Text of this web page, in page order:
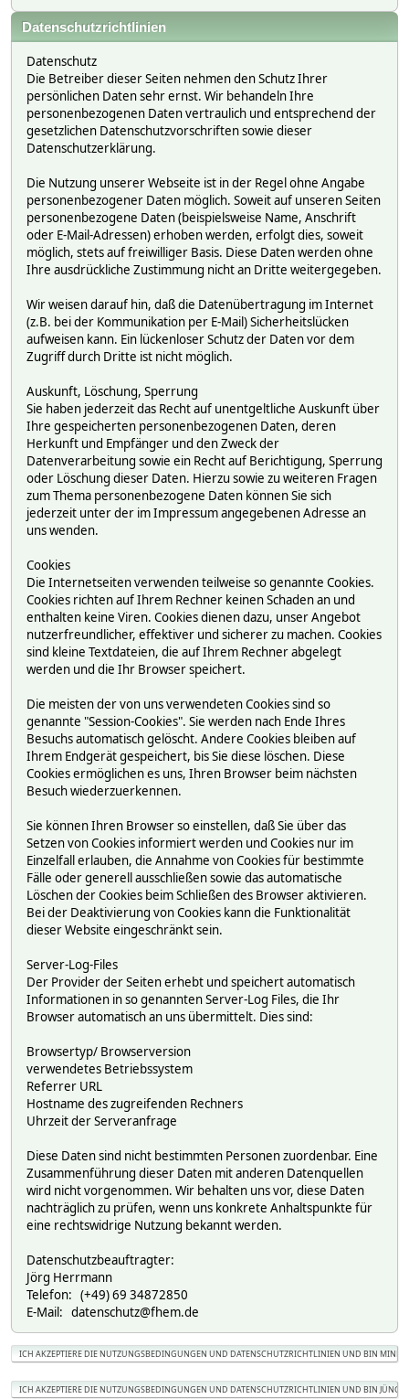
Datenschutzrichtlinien
Datenschutz
Die Betreiber dieser Seiten nehmen den Schutz Ihrer
persönlichen Daten sehr ernst. Wir behandeln Ihre
personenbezogenen Daten vertraulich und entsprechend der
gesetzlichen Datenschutzvorschriften sowie dieser
Datenschutzerklärung.
Die Nutzung unserer Webseite ist in der Regel ohne Angabe
personenbezogener Daten möglich. Soweit auf unseren Seiten
personenbezogene Daten (beispielsweise Name, Anschrift
oder E-Mail-Adressen) erhoben werden, erfolgt dies, soweit
möglich, stets auf freiwilliger Basis. Diese Daten werden ohne
Ihre ausdrückliche Zustimmung nicht an Dritte weitergegeben.
Wir weisen darauf hin, daß die Datenübertragung im Internet
(z.B. bei der Kommunikation per E-Mail) Sicherheitslücken
aufweisen kann. Ein lückenloser Schutz der Daten vor dem
Zugriff durch Dritte ist nicht möglich.
Auskunft, Löschung, Sperrung
Sie haben jederzeit das Recht auf unentgeltliche Auskunft über
Ihre gespeicherten personenbezogenen Daten, deren
Herkunft und Empfänger und den Zweck der
Datenverarbeitung sowie ein Recht auf Berichtigung, Sperrung
oder Löschung dieser Daten. Hierzu sowie zu weiteren Fragen
zum Thema personenbezogene Daten können Sie sich
jederzeit unter der im Impressum angegebenen Adresse an
uns wenden.
Cookies
Die Internetseiten verwenden teilweise so genannte Cookies.
Cookies richten auf Ihrem Rechner keinen Schaden an und
enthalten keine Viren. Cookies dienen dazu, unser Angebot
nutzerfreundlicher, effektiver und sicherer zu machen. Cookies
sind kleine Textdateien, die auf Ihrem Rechner abgelegt
werden und die Ihr Browser speichert.
Die meisten der von uns verwendeten Cookies sind so
genannte "Session-Cookies". Sie werden nach Ende Ihres
Besuchs automatisch gelöscht. Andere Cookies bleiben auf
Ihrem Endgerät gespeichert, bis Sie diese löschen. Diese
Cookies ermöglichen es uns, Ihren Browser beim nächsten
Besuch wiederzuerkennen.
Sie können Ihren Browser so einstellen, daß Sie über das
Setzen von Cookies informiert werden und Cookies nur im
Einzelfall erlauben, die Annahme von Cookies für bestimmte
Fälle oder generell ausschließen sowie das automatische
Löschen der Cookies beim Schließen des Browser aktivieren.
Bei der Deaktivierung von Cookies kann die Funktionalität
dieser Website eingeschränkt sein.
Server-Log-Files
Der Provider der Seiten erhebt und speichert automatisch
Informationen in so genannten Server-Log Files, die Ihr
Browser automatisch an uns übermittelt. Dies sind:
Browsertyp/ Browserversion
verwendetes Betriebssystem
Referrer URL
Hostname des zugreifenden Rechners
Uhrzeit der Serveranfrage
Diese Daten sind nicht bestimmten Personen zuordenbar. Eine
Zusammenführung dieser Daten mit anderen Datenquellen
wird nicht vorgenommen. Wir behalten uns vor, diese Daten
nachträglich zu prüfen, wenn uns konkrete Anhaltspunkte für
eine rechtswidrige Nutzung bekannt werden.
Datenschutzbeauftragter:
Jörg Herrmann
Telefon: (+49) 69 34872850
E-Mail: datenschutz@fhem.de